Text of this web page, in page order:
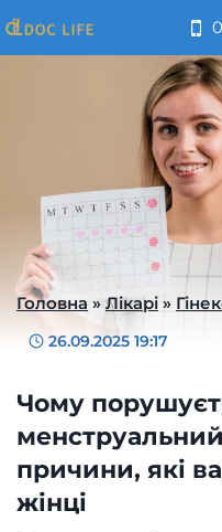
до
вмісту
Головна »Лікарі »
26.09.2025 19:17
Чому
причини, які
жінці